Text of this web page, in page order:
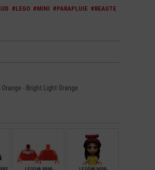
#LEGO #MINI #PARAPLUIE #BEAUTE
- Bright Light Orange